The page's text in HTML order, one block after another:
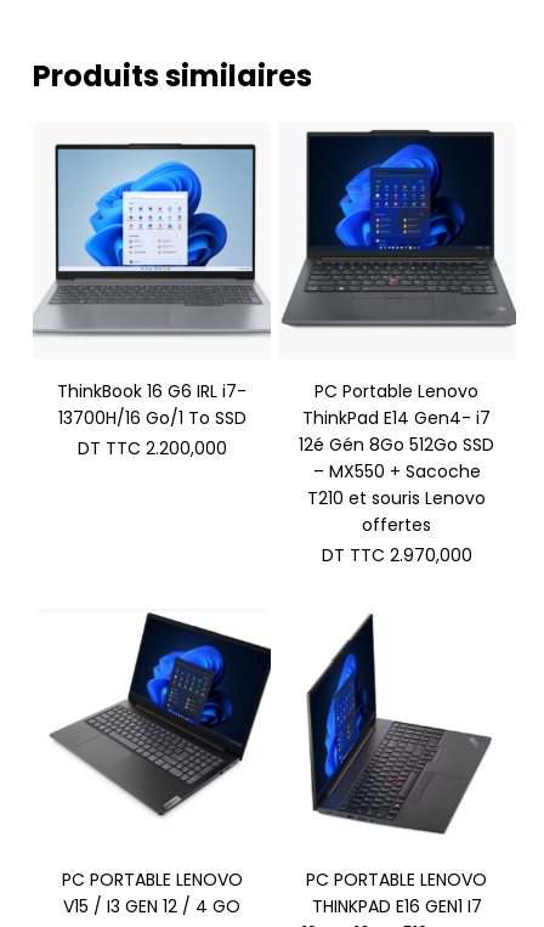
Produits similaires
ThinkBook 16 G6 IRL i7-
13700H/16 Go/1 To SSD
DT TTC 2.200,000
PC Portable Lenovo
ThinkPad E14 Gen4- i7
12é Gén 8Go 512Go SSD
– MX550 + Sacoche
T210 et souris Lenovo
offertes
DT TTC 2.970,000
PC PORTABLE LENOVO
V15 / I3 GEN 12 / 4 GO
PC PORTABLE LENOVO
THINKPAD E16 GEN1 I7